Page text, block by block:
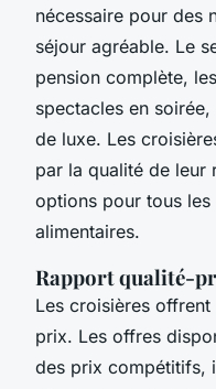
nécessaire pour des
séjour agréable. Le
pension complète,
spectacles en
de luxe. Les
par la qualité de leur
options pour tous
alimentaires.
Rapport qualité-
Les croisières
prix. Les offres
des prix compétitifs,